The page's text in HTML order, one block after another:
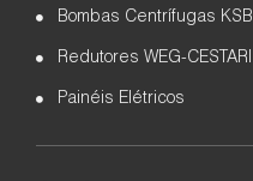
Bombas Centrífugas KSB
Redutores WEG-CESTARI
Painéis Elétricos